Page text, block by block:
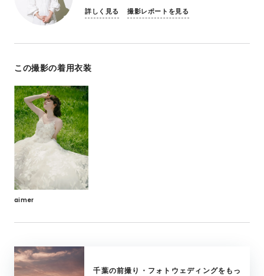
詳しく見る 撮影レポートを見る
この撮影の着用衣装
aimer
千葉の前撮り・フォトウェディングをもっ